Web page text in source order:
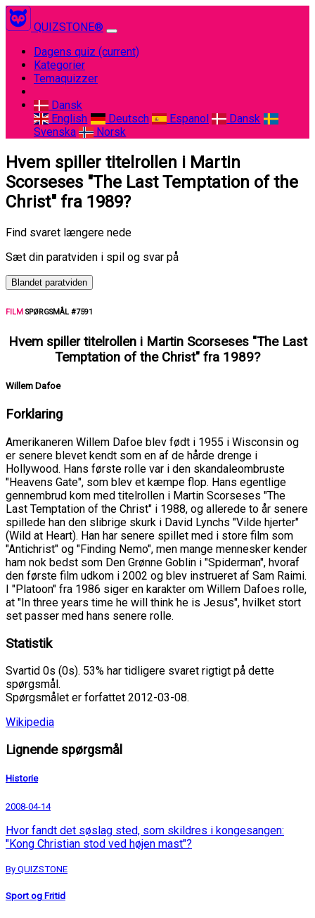
QUIZSTONE®
Dagens quiz (current)
Kategorier
Temaquizzer
Dansk
English
Deutsch Espanol
Dansk
Svenska
Norsk
Hvem spiller titelrollen i Martin
Scorseses "The Last Temptation of the
Christ" fra 1989?
Find svaret længere nede
Sæt din paratviden i spil og svar på
Blandet paratviden
FILM SPØRGSMÅL #7591
Hvem spiller titelrollen i Martin Scorseses "The Last
Temptation of the Christ" fra 1989?
Willem Dafoe
Forklaring
Amerikaneren Willem Dafoe blev født i 1955 i Wisconsin og
er senere blevet kendt som en af de hårde drenge i
Hollywood. Hans første rolle var i den skandaleombruste
"Heavens Gate", som blev et kæmpe flop. Hans egentlige
gennembrud kom med titelrollen i Martin Scorseses "The
Last Temptation of the Christ" i 1988, og allerede to år senere
spillede han den slibrige skurk i David Lynchs "Vilde hjerter"
(Wild at Heart). Han har senere spillet med i store film som
"Antichrist" og "Finding Nemo", men mange mennesker kender
ham nok bedst som Den Grønne Goblin i "Spiderman", hvoraf
den første film udkom i 2002 og blev instrueret af Sam Raimi.
I "Platoon" fra 1986 siger en karakter om Willem Dafoes rolle,
at "In three years time he will think he is Jesus", hvilket stort
set passer med hans senere rolle.
Statistik
Svartid 0s (0s). 53% har tidligere svaret rigtigt på dette
spørgsmål.
Spørgsmålet er forfattet 2012-03-08.
Wikipedia
Lignende spørgsmål
Historie
2008-04-14
Hvor fandt det søslag sted, som skildres i kongesangen:
"Kong Christian stod ved højen mast"?
By QUIZSTONE
Sport og Fritid